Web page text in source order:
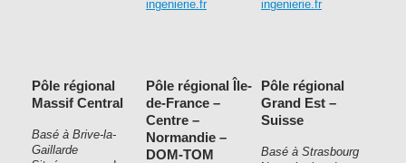
ingenierie.fr
ingenierie.fr
Pôle régional
Massif Central
Basé à Brive-la-
Gaillarde
Pôle régional Île-
de-France –
Centre –
Normandie –
DOM-TOM
Pôle régional
Grand Est –
Suisse
Basé à Strasbourg